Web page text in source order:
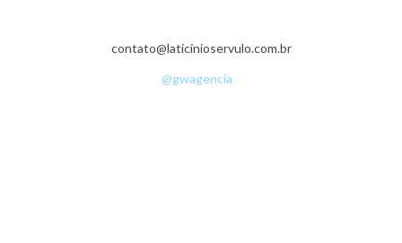
contato@laticinioservulo.com.br
@gwagencia